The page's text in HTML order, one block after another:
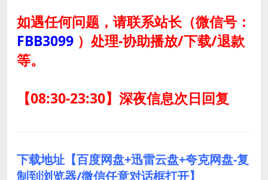
如遇任何问题，请联系站长（微信号：
FBB3099 ） 处理-协助播放/下载/退款
等。
【08:30-23:30】深夜信息次日回复
下载地址【百度网盘+迅雷云盘+夸克网盘-复
制到浏览器/微信任意对话框打开】